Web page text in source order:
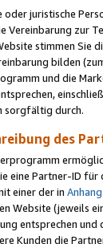
oder juristische
Vereinbarung zur
stimmen Sie
bilden
und die
sorgfältig durch.
des
eine Partner-ID für
einer der in Anhang
Website (jeweils
entsprechen und
Kunden die